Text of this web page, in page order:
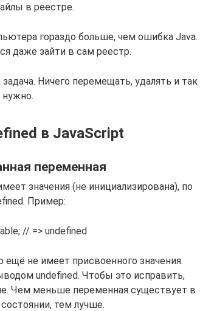
в реестре.
гораздо больше, чем ошибка Java.
даже зайти в сам реестр.
Ничего перемещать, удалять и так
нужно.
в JavaScript
переменная
значения (не инициализирована), по
Пример:
// => undefined
ещё не имеет присвоенного значения.
undefined. Чтобы это исправить,
Чем меньше переменная существует в
тем лучше.